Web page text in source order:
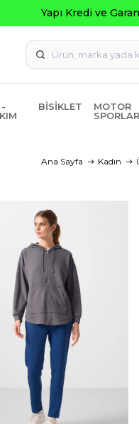
BISIKLET
MOTOR
Ana Sayfa Kadın